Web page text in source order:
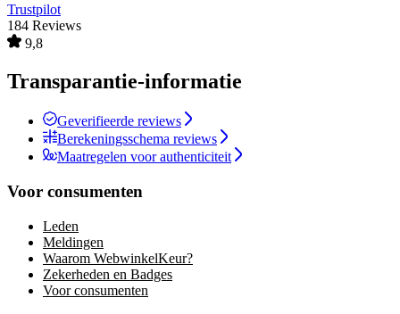
Trustpilot
184 Reviews
9,8
Transparantie-informatie
Geverifieerde reviews
Berekeningsschema reviews
Maatregelen voor authenticiteit
Voor consumenten
Leden
Meldingen
Waarom WebwinkelKeur?
Zekerheden en Badges
Voor consumenten